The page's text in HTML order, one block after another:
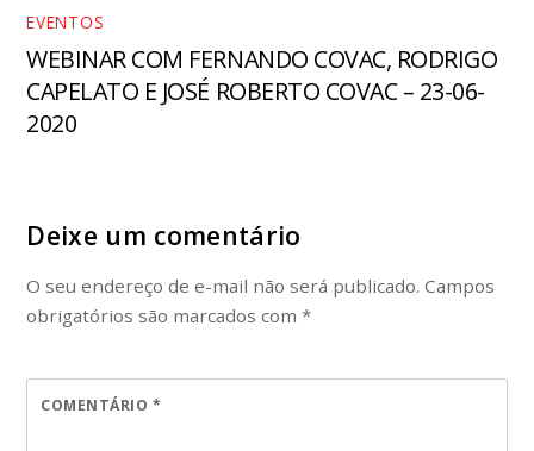
EVENTOS
WEBINAR COM FERNANDO COVAC, RODRIGO
CAPELATO E JOSÉ ROBERTO COVAC – 23-06-
2020
Deixe um comentário
O seu endereço de e-mail não será publicado. Campos
obrigatórios são marcados com*
COMENTÁRIO *